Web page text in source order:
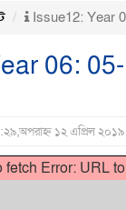
Issue12: Year
06:
১২ এপ্রিল
fetch Error: URL